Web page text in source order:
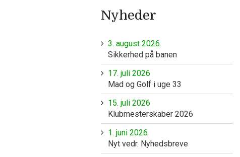
Nyheder
3. august 2026
Sikkerhed på banen
17. juli 2026
Mad og Golf i uge 33
15. juli 2026
Klubmesterskaber 2026
1. juni 2026
Nyt vedr. Nyhedsbreve